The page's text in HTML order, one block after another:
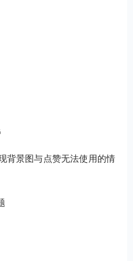
背景图与点赞无法使用的情